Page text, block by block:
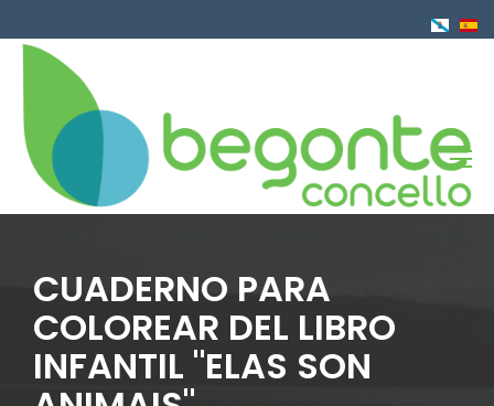
al
contenido
CUADERNO PARA
COLOREAR DEL LIBRO
INFANTIL "ELAS SON